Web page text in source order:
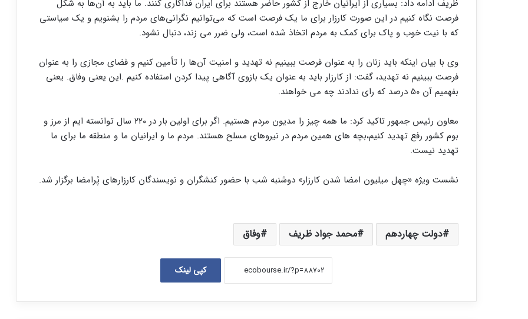
ظریف ادامه داد: بسیاری از ایرانیان خارج از کشور حاضر هستند برای ایران فداکاری کنند. ما باید به آن‌ها به شکل
فرصت نگاه کنیم در این صورت کارزار برای ما یک فرصت است که می‌توانیم نگرانی‌های مردم را بشنویم و یک سیاستی
که با نیت خوب و پاک برای کمک به مردم اتخاذ شده است، ولی ضرر می زند، دنبال نشود.
وی با بیان اینکه باید زنان را به عنوان فرصت ببینیم نه تهدید و امنیت آن‌ها را تأمین کنیم و فضای مجازی را به عنوان
فرصت ببینیم نه تهدید، گفت: از کارزار باید به عنوان یک بازوی آگاهی پیدا کردن استفاده کنیم .این یعنی وفاق. یعنی
بفهمیم آن ۵۰ درصد که رای ندادند چه می خواهند.
معاون رئیس جمهور تاکید کرد: ما همه چیز را مدیون مردم هستیم. اگر برای اولین بار در ۲۲۰ سال توانسته ایم از مرز و
بوم کشور رفع تهدید کنیم،‌بچه های همین مردم در نیروهای مسلح هستند. مردم ما و ایرانیان ما و منطقه ما برای ما
تهدید نیست.
نشست ویژه «چهل میلیون امضا شدن کارزار» دوشنبه شب با حضور کنشگران و نویسندگان کارزارهای پُرامضا برگزار شد.
دولت چهاردهم محمد جواد ظریف وفاق
کپی لینک